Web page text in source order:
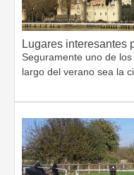
Lugares interesantes
Seguramente uno de
largo del verano sea la